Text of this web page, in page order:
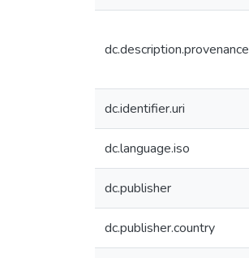
dc.description.provenance
dc.identifier.uri
dc.language.iso
dc.publisher
dc.publisher.country